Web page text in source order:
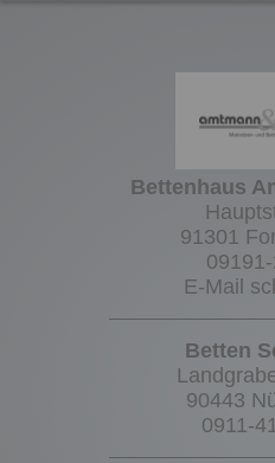
Bettenhaus
91301
E-Mail
Betten
90443
0911-